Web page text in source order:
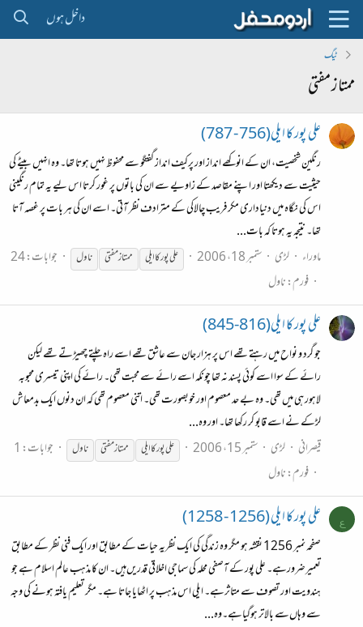
داخل ہوں
ٹیگ
ممتاز مفتی
علی پور کا ایلی(756 - 787)
رنگین شخصیت، ان کے انوکھے انداز اور پرکیف انداز گفتگو سے محفوظ نہیں ہوتا تھا۔ وہ انہیں بیٹے کی
حیثیت سے دیکھتا اور اپنے مقاصد کے زاویے سے ان کی باتوں پر غور کرتا اس لیے یہ تمام رنگینی
اس کی نگاہ میں دنیاداری مکر فریب چالاکی کے مترادف نظر آتی۔ اسے ان کی ہر بات پر غصہ آتا
تھا۔ نتیجہ یہ ہوتا کہ بات...
ماوراء
لڑی ستمبر 18، 2006 علی پور کا ایلی ممتازمفتی ناول
جوابات: 24
فورم:ناول
علی پور کا ایلی(816-845)
جو گرد و نواح میں رہتے تھے اس پر ہزار جان سے عاشق تھے اسے راہ چلتے چھیڑتے تھے لیکن
رائے کے سوا اسے کوئی پسند نہ تھا چونکہ اسے رائے سے محبت تھی۔ رائے کی اپنی تیسری محبوبہ
لاہور ہی میں تھی۔ وہ بے حد معصوم اور خوبصورت تھی۔ اتنی معصوم تھی کہ ان دنوں ایک بدمعاش
لڑکے نے اسے قابو کر رکھا تھا۔ اور وہ...
قیصرانی لڑی ستمبر 15، 2006 علی پور کا ایلی ممتازمفتی ناول
جوابات: 1
فورم:ناول
ع علی پور کا ایلی (1256 - 1258)
صفحہ نمبر 1256 نقشہ ہو مگر وہ زندگی کی ایک نظریہ حیات کے مطابق اور ایک فنی نظر کے مطابق
تعمیرضرورہے۔ علی پور کے آصفی محلہ کی سماجی اخلاقی قدریں‌ہیں۔ ان کا مذہب عالم اسلام ہے جو
ہندویت اور تصوف سے متاثرہے۔ ایلی اس مذہب پر اٹھایا جاتا ہے۔ مگر تعلیم یافتہ ہونے کی وجہ
سے وہاں‌سے بالاتر ہوگیاہے۔وہ...